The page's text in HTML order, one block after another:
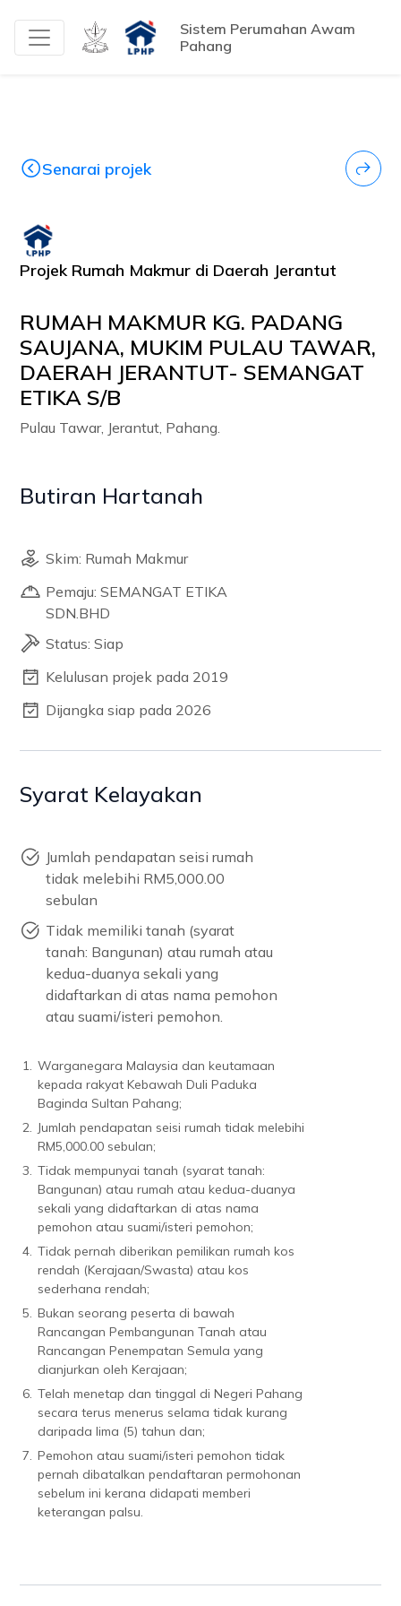
Sistem Perumahan Awam
Pahang
Senarai projek
Projek Rumah Makmur di Daerah Jerantut
RUMAH MAKMUR KG. PADANG
SAUJANA, MUKIM PULAU TAWAR,
DAERAH JERANTUT- SEMANGAT
ETIKA S/B
Pulau Tawar, Jerantut, Pahang.
Butiran Hartanah
Skim: Rumah Makmur
Pemaju: SEMANGAT ETIKA
SDN.BHD
Status: Siap
Kelulusan projek pada 2019
Dijangka siap pada 2026
Syarat Kelayakan
Jumlah pendapatan seisi rumah
tidak melebihi RM5,000.00
sebulan
Tidak memiliki tanah (syarat
tanah: Bangunan) atau rumah atau
kedua-duanya sekali yang
didaftarkan di atas nama pemohon
atau suami/isteri pemohon.
1. Warganegara Malaysia dan keutamaan
kepada rakyat Kebawah Duli Paduka
Baginda Sultan Pahang;
2. Jumlah pendapatan seisi rumah tidak melebihi
RM5,000.00 sebulan;
3. Tidak mempunyai tanah (syarat tanah:
Bangunan) atau rumah atau kedua-duanya
sekali yang didaftarkan di atas nama
pemohon atau suami/isteri pemohon;
4. Tidak pernah diberikan pemilikan rumah kos
rendah (Kerajaan/Swasta) atau kos
sederhana rendah;
5. Bukan seorang peserta di bawah
Rancangan Pembangunan Tanah atau
Rancangan Penempatan Semula yang
dianjurkan oleh Kerajaan;
6. Telah menetap dan tinggal di Negeri Pahang
secara terus menerus selama tidak kurang
daripada lima (5) tahun dan;
7. Pemohon atau suami/isteri pemohon tidak
pernah dibatalkan pendaftaran permohonan
sebelum ini kerana didapati memberi
keterangan palsu.